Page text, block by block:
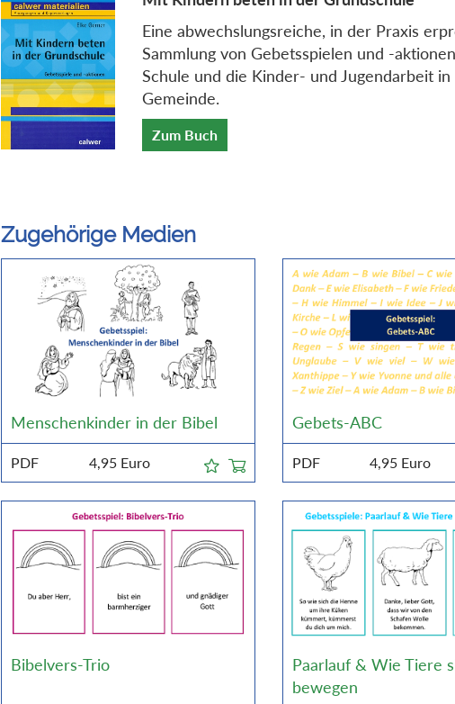
Eine abwechslungsreiche, in der Praxis
Sammlung von Gebetsspielen und -
Schule und die Kinder- und Jugendarbeit in
Gemeinde.
Zum Buch
Zugehörige Medien
Menschenkinder in der Bibel
PDF 4,95 Euro
Gebets-ABC
PDF 4,95 Euro
Bibelvers-Trio
Paarlauf & Wie Tiere
bewegen